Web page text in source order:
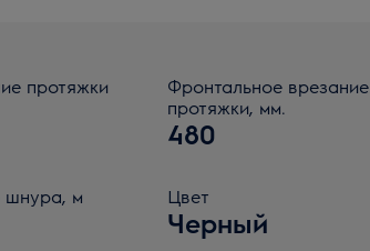
протяжки
Фронтальное врезание
протяжки, мм.
480
шнура, м Цвет
Черный